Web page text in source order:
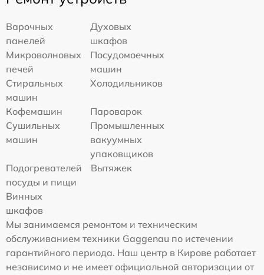
Варочных
панелей
Духовых
шкафов
Микроволновых
печей
Посудомоечных
машин
Стиральных
машин
Холодильников
Кофемашин
Пароварок
Сушильных
машин
Промышленных
вакуумных
упаковщиков
Подогревателей
посуды и пищи
Вытяжек
Винных
шкафов
Мы занимаемся ремонтом и техническим
обслуживанием техники Gaggenau по истечении
гарантийного периода. Наш центр в Кирове работает
независимо и не имеет официальной авторизации от